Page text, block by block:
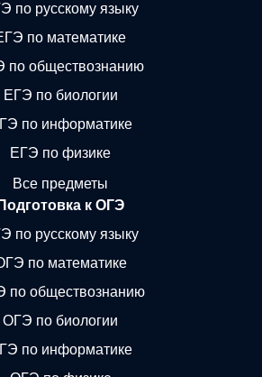
по русскому языку
по математике
по обществознанию
ЕГЭ по биологии
по информатике
ЕГЭ по физике
Все предметы
Подготовка к ОГЭ
по русскому языку
по математике
по обществознанию
ОГЭ по биологии
по информатике